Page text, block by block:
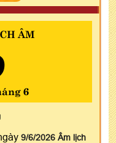
ÂM
6
9/6/2026 Âm lịch